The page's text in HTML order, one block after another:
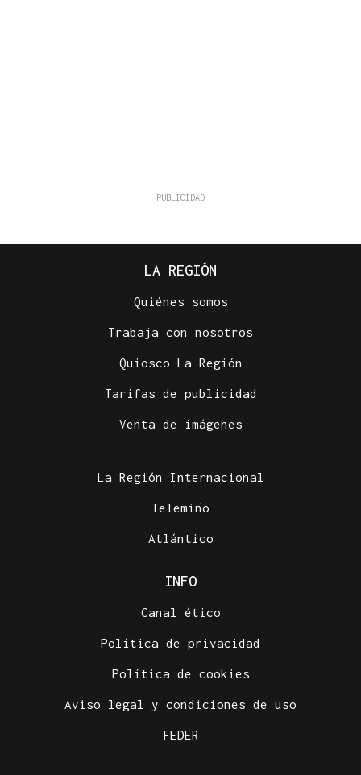
LA REGIÓN
Quiénes somos
Trabaja con nosotros
Quiosco La Región
Tarifas de publicidad
Venta de imágenes
La Región Internacional
Telemiño
Atlántico
INFO
Canal ético
Política de privacidad
Política de cookies
Aviso legal y condiciones de uso
FEDER